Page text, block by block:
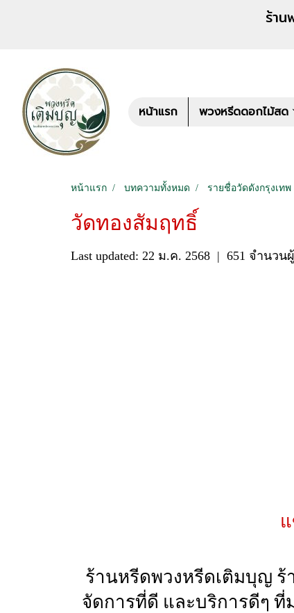
ร้านพวงหรีด เติมบุญ สั่
หน้าแรก พวงหรีดดอกไม้สด
หน้าแรก บทความทั้งหมด รายชื่อวัดดังกรุงเทพ
วัดทองสัมฤทธิ์
Last updated: 22 ม.ค. 2568 | 651 จำนวน
ร้านหรีดพวงหรีดเติมบุญ ร้
จัดการที่ดี และบริการดีๆ